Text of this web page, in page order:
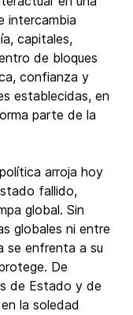
intercambia
capitales,
de bloques
confianza y
establecidas, en
parte de la
arroja hoy
fallido,
global. Sin
globales ni entre
se enfrenta a su
De
de Estado y de
la soledad